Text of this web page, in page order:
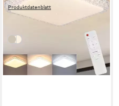
Ø30cm Modern mit
Fernbedienung
Schlafzimmer, 3
Farbtemperaturen, LED fest
integriert, 3000-6500K, LED
fest integriert
Produktdatenblatt
26,99 €
Weiß
weiß